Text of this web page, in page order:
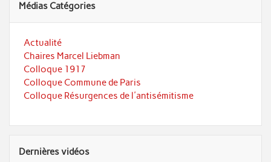
Médias Catégories
Actualité
Chaires Marcel Liebman
Colloque 1917
Colloque Commune de Paris
Colloque Résurgences de l'antisémitisme
Dernières vidéos